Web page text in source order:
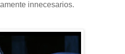
innecesarios.